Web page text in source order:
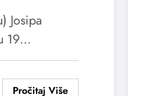
Josipa
19…